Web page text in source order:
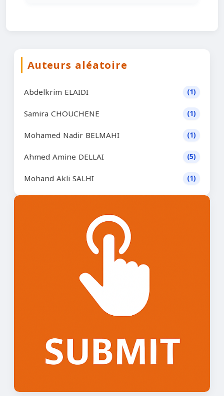
Auteurs aléatoire
Abdelkrim ELAIDI (1)
Samira CHOUCHENE (1)
Mohamed Nadir BELMAHI (1)
Ahmed Amine DELLAI (5)
Mohand Akli SALHI (1)